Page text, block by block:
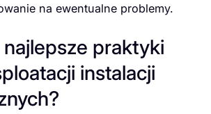
na ewentualne problemy.
praktyki
instalacji